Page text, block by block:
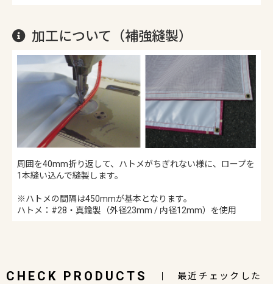
加工について（補強縫製）
周囲を40mm折り返して、ハトメがちぎれない様に、ロープを
1本縫い込んで縫製します。
※ハトメの間隔は450mmが基本となります。
ハトメ：#28・真鍮製（外径23mm / 内径12mm）を使用
CHECK PRODUCTS
最近チェックした